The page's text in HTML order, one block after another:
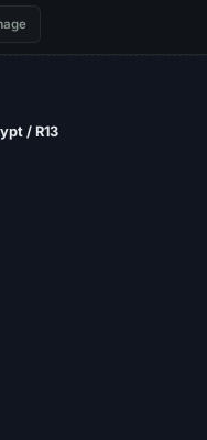
/ R13